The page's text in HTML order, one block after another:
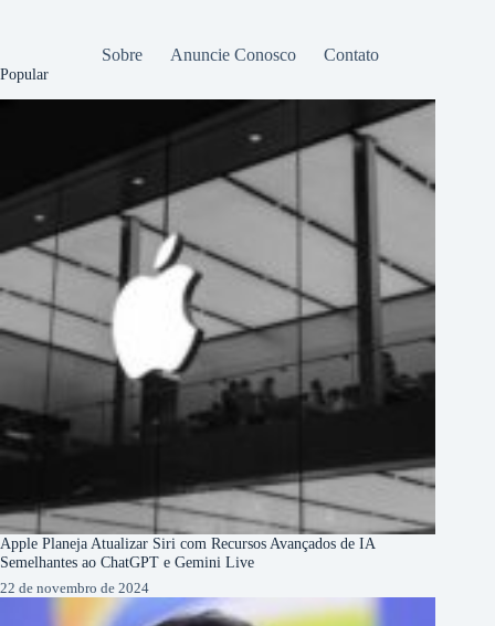
Sobre Anuncie Conosco Contato
Popular
Apple Planeja Atualizar Siri com Recursos Avançados de IA
Semelhantes ao ChatGPT e Gemini Live
22 de novembro de 2024